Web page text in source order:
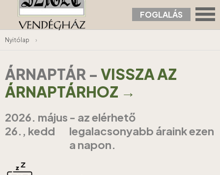
FOGLALÁS
Nyitólap ›
ÁRNAPTÁR - VISSZA AZ
ÁRNAPTÁRHOZ →
2026. május
26., kedd
- az elérhető
legalacsonyabb áraink ezen
a napon.